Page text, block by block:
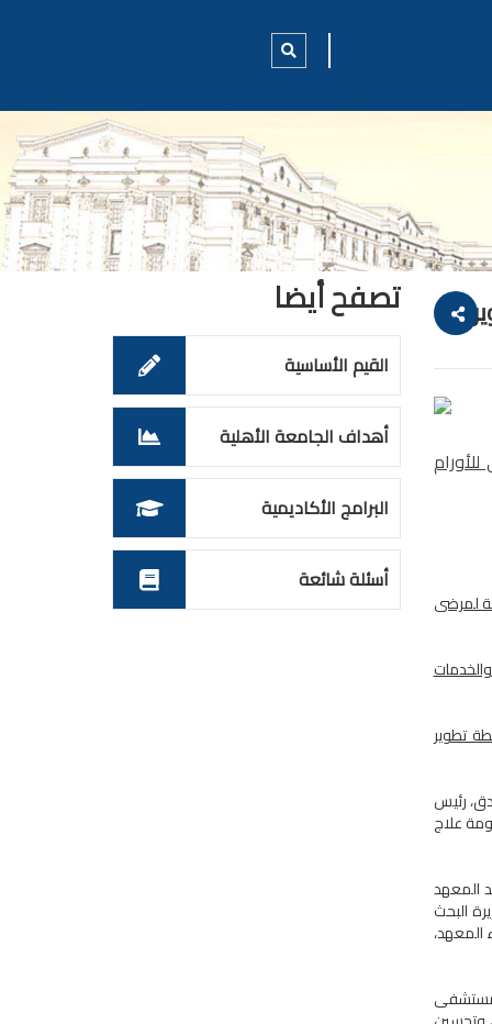
لمرضى
تطوير
رئيس
علاج
المعهد
البحث
تصفح أيضا
القيم الأساسية
أهداف الجامعة الأهلية
البرامج الأكاديمية
أسئلة شائعة